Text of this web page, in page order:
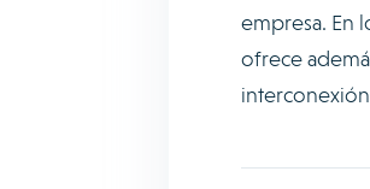
empresa. En
ofrece